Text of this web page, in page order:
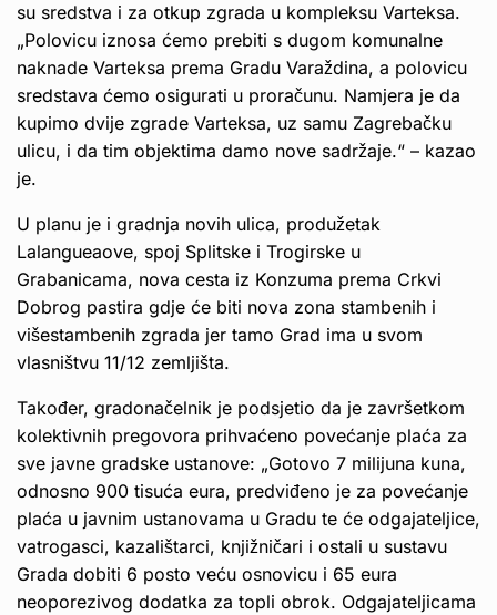
su sredstva i za otkup zgrada u kompleksu Varteksa.
„Polovicu iznosa ćemo prebiti s dugom komunalne
naknade Varteksa prema Gradu Varaždina, a polovicu
sredstava ćemo osigurati u proračunu. Namjera je da
kupimo dvije zgrade Varteksa, uz samu Zagrebačku
ulicu, i da tim objektima damo nove sadržaje.“ – kazao
je.
U planu je i gradnja novih ulica, produžetak
Lalangueaove, spoj Splitske i Trogirske u
Grabanicama, nova cesta iz Konzuma prema Crkvi
Dobrog pastira gdje će biti nova zona stambenih i
višestambenih zgrada jer tamo Grad ima u svom
vlasništvu 11/12 zemljišta.
Također, gradonačelnik je podsjetio da je završetkom
kolektivnih pregovora prihvaćeno povećanje plaća za
sve javne gradske ustanove: „Gotovo 7 milijuna kuna,
odnosno 900 tisuća eura, predviđeno je za povećanje
plaća u javnim ustanovama u Gradu te će odgajateljice,
vatrogasci, kazalištarci, knjižničari i ostali u sustavu
Grada dobiti 6 posto veću osnovicu i 65 eura
neoporezivog dodatka za topli obrok. Odgajateljicama